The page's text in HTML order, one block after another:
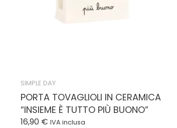
SIMPLE DAY
PORTA TOVAGLIOLI IN CERAMICA
“INSIEME È TUTTO PIÙ BUONO”
16,90 € IVA inclusa